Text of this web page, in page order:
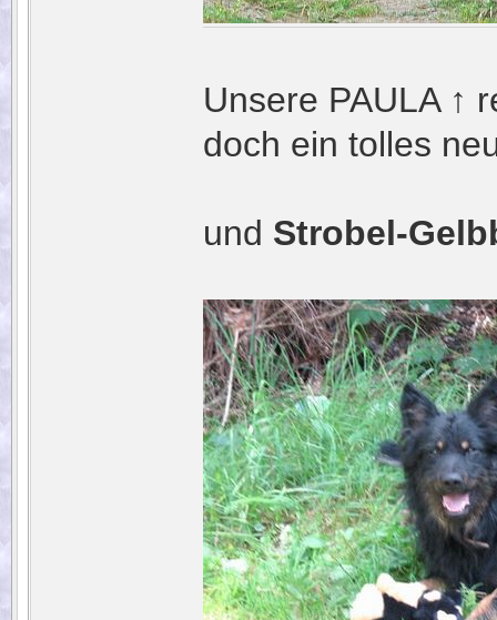
Unsere PAULA ↑
doch ein tolles
und Strobel-